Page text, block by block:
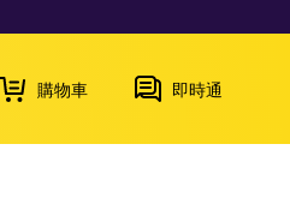
購物車 即時通